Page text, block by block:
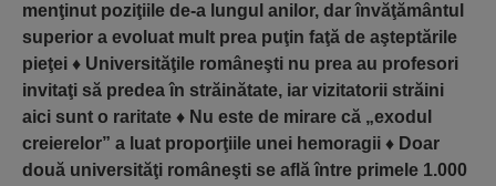
menţinut poziţiile de-a lungul anilor, dar învăţământul
superior a evoluat mult prea puţin faţă de aşteptările
pieţei ♦ Universităţile româneşti nu prea au profesori
invitaţi să predea în străinătate, iar vizitatorii străini
aici sunt o raritate ♦ Nu este de mirare că „exodul
creierelor” a luat proporţiile unei hemoragii ♦ Doar
două universităţi româneşti se află între primele 1.000